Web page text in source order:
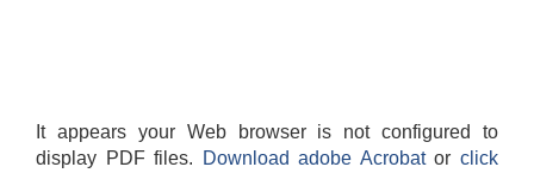
It appears your Web browser is not configured to
display PDF files.
Download adobe Acrobatorclick